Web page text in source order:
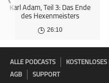
Karl Adam, Teil 3: Das Ende
des Hexenmeisters
26:10
ALLE PODCASTS
AGB
SUPPORT